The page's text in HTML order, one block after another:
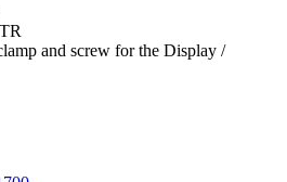
and screw for the Display /